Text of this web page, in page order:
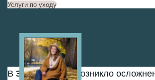
Услуги по уходу
В 30 лет у Дэни возникло
Image